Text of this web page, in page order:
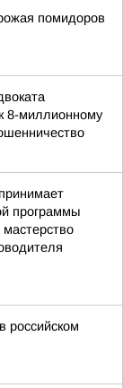
помидоров
8-миллионному
программы
российском